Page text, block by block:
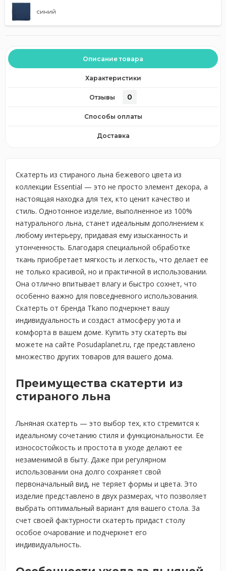
синий
Описание товара
Характеристики
Отзывы 0
Способы оплаты
Доставка
Скатерть из стираного льна бежевого цвета из
коллекции Essential — это не просто элемент декора, а
настоящая находка для тех, кто ценит качество и
стиль. Однотонное изделие, выполненное из 100%
натурального льна, станет идеальным дополнением к
любому интерьеру, придавая ему изысканность и
утонченность. Благодаря специальной обработке
ткань приобретает мягкость и легкость, что делает ее
не только красивой, но и практичной в использовании.
Она отлично впитывает влагу и быстро сохнет, что
особенно важно для повседневного использования.
Скатерть от бренда Tkano подчеркнет вашу
индивидуальность и создаст атмосферу уюта и
комфорта в вашем доме. Купить эту скатерть вы
можете на сайте Posudaplanet.ru, где представлено
множество других товаров для вашего дома.
Преимущества скатерти из
стираного льна
Льняная скатерть — это выбор тех, кто стремится к
идеальному сочетанию стиля и функциональности. Ее
износостойкость и простота в уходе делают ее
незаменимой в быту. Даже при регулярном
использовании она долго сохраняет свой
первоначальный вид, не теряет формы и цвета. Это
изделие представлено в двух размерах, что позволяет
выбрать оптимальный вариант для вашего стола. За
счет своей фактурности скатерть придаст столу
особое очарование и подчеркнет его
индивидуальность.